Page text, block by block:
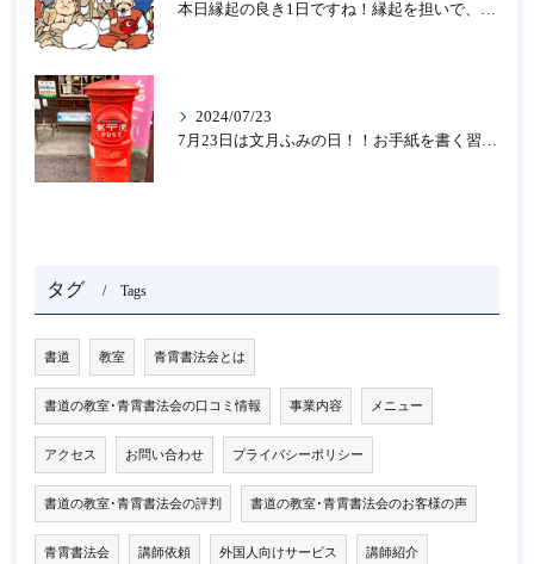
2024/07/23
タグ Tags
書道 教室 青霄書法会とは
書道の教室･青霄書法会の口コミ情報 事業内容 メニュー
アクセス お問い合わせ プライバシーポリシー
書道の教室･青霄書法会の評判 書道の教室･青霄書法会のお客様の声
青霄書法会 講師依頼 外国人向けサービス 講師紹介